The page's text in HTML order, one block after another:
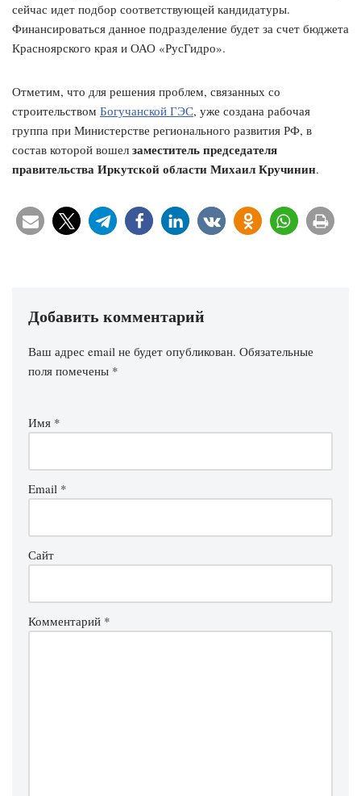
сейчас идет подбор соответствующей кандидатуры.
Финансироваться данное подразделение будет за счет бюджета
Красноярского края и ОАО «РусГидро».
Отметим, что для решения проблем, связанных со
строительством Богучанской ГЭС, уже создана рабочая
группа при Министерстве регионального развития РФ, в
состав которой вошел заместитель председателя
правительства Иркутской области Михаил Кручинин.
Добавить комментарий
Ваш адрес email не будет опубликован. Обязательные
поля помечены *
Имя *
Email *
Сайт
Комментарий *